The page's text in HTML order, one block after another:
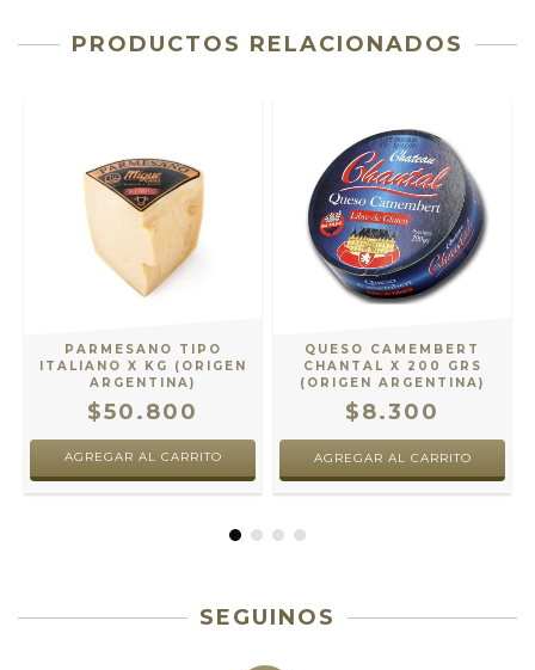
PRODUCTOS RELACIONADOS
PARMESANO TIPO
ITALIANO X KG (ORIGEN
ARGENTINA)
$50.800
AGREGAR AL CARRITO
QUESO CAMEMBERT
CHANTAL X 200 GRS
(ORIGEN ARGENTINA)
$8.300
SEGUINOS